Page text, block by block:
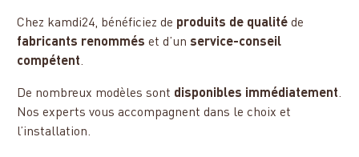
Chez kamdi24, bénéficiez de produits de qualité de
fabricants renommés et d’unservice-conseil
compétent.
De nombreux modèles sont disponibles immédiatement.
Nos experts vous accompagnent dans le choix et
l’installation.